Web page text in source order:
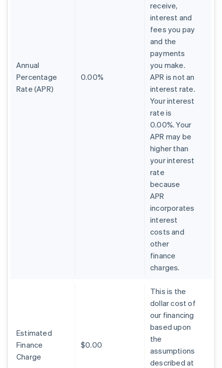
Annual
Percentage
Rate (APR)
0.00%
receive,
interest and
fees you pay
and the
payments
you make.
APR is not an
interest rate.
Your interest
rate is
0.00%. Your
APR may be
higher than
your interest
rate
because
APR
incorporates
interest
costs and
other
finance
charges.
Estimated
Finance
Charge
$0.00
This is the
dollar cost of
our financing
based upon
the
assumptions
described at